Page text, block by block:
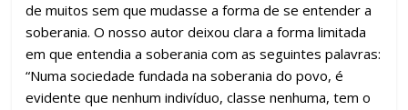
de muitos sem que mudasse a forma de se entender a
soberania. O nosso autor deixou clara a forma limitada
em que entendia a soberania com as seguintes palavras:
“Numa sociedade fundada na soberania do povo, é
evidente que nenhum indivíduo, classe nenhuma, tem o